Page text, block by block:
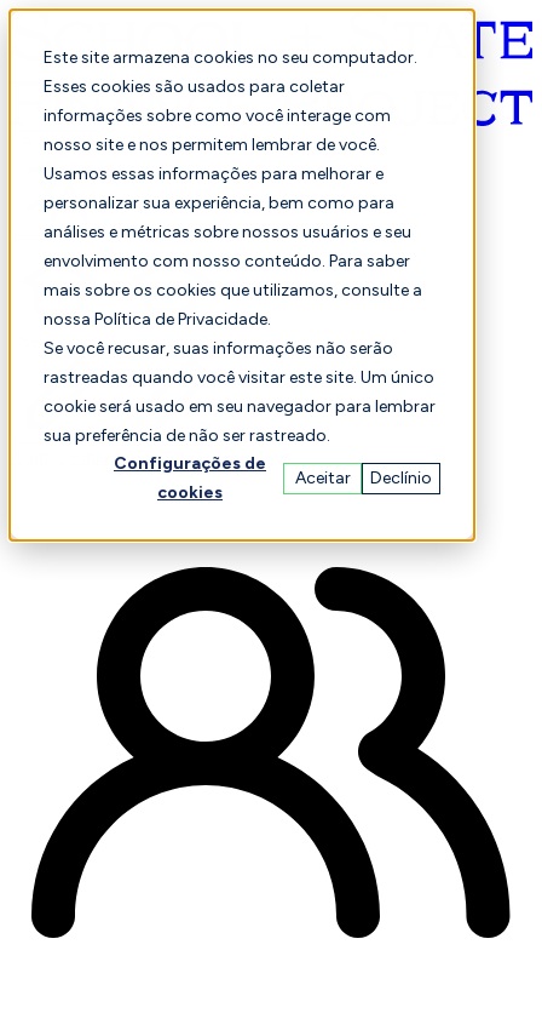
Este site armazena cookies no seu computador.
Esses cookies são usados para coletar
informações sobre como você interage com
nosso site e nos permitem lembrar de você.
Usamos essas informações para melhorar e
personalizar sua experiência, bem como para
análises e métricas sobre nossos usuários e seu
envolvimento com nosso conteúdo. Para saber
mais sobre os cookies que utilizamos, consulte a
nossa Política de Privacidade.
Se você recusar, suas informações não serão
rastreadas quando você visitar este site. Um único
cookie será usado em seu navegador para lembrar
sua preferência de não ser rastreado.
Configurações de
cookies
Aceitar Declínio
Português
Selecionado Comparação
Finança Desempenho